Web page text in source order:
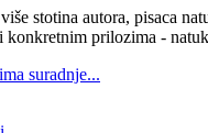
stotina autora, pisaca
konkretnim prilozima -
suradnje...